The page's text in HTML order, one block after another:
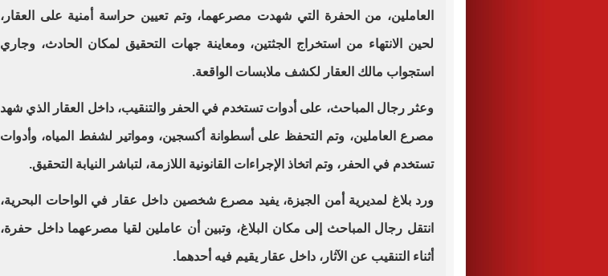
العاملين، من الحفرة التي شهدت مصرعهما، وتم تعيين حراسة أمنية على العقار،
لحين الانتهاء من استخراج الجثتين، ومعاينة جهات التحقيق لمكان الحادث، وجاري
استجواب مالك العقار لكشف ملابسات الواقعة.
وعثر رجال المباحث، على أدوات تستخدم في الحفر والتنقيب، داخل العقار الذي شهد
مصرع العاملين، وتم التحفظ على أسطوانة أكسجين، ومواتير لشفط المياه، وأدوات
تستخدم في الحفر، وتم اتخاذ الإجراءات القانونية اللازمة، لتباشر النيابة التحقيق.
ورد بلاغ لمديرية أمن الجيزة، يفيد مصرع شخصين داخل عقار في الواحات البحرية،
انتقل رجال المباحث إلى مكان البلاغ، وتبين أن عاملين لقيا مصرعهما داخل حفرة،
أثناء التنقيب عن الآثار، داخل عقار يقيم فيه أحدهما.